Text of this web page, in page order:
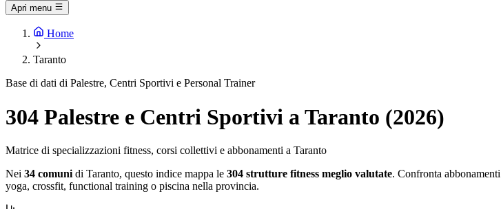
Apri menu
Home
Taranto
Base di dati di Palestre, Centri Sportivi e Personal Trainer
304 Palestre e Centri Sportivi a Taranto (2026)
Matrice di specializzazioni fitness, corsi collettivi e abbonamenti a Taranto
Nei 34 comuni di Taranto, questo indice mappa le 304 strutture fitness meglio valutate. Confronta
yoga, crossfit, functional training o piscina nella provincia.